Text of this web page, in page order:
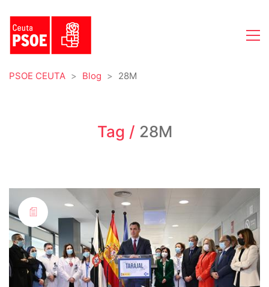
PSOE CEUTA > Blog > 28M
Tag / 28M